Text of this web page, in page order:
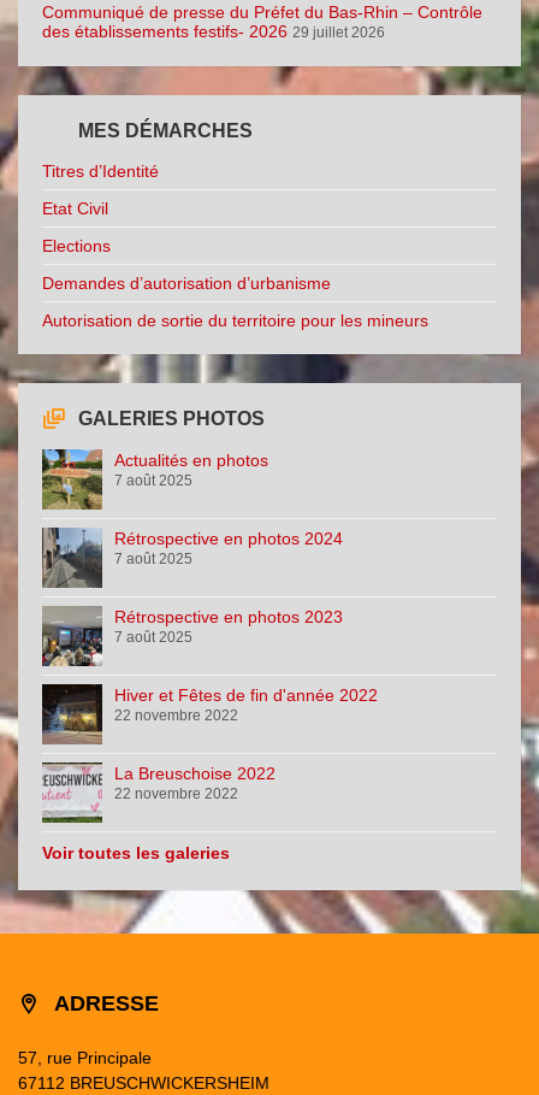
Communiqué de presse du Préfet du Bas-Rhin – Contrôle
des établissements festifs- 2026 29 juillet 2026
MES DÉMARCHES
Titres d’Identité
Etat Civil
Elections
Demandes d’autorisation d’urbanisme
Autorisation de sortie du territoire pour les mineurs
GALERIES PHOTOS
Actualités en photos
7 août 2025
Rétrospective en photos 2024
7 août 2025
Rétrospective en photos 2023
7 août 2025
Hiver et Fêtes de fin d'année 2022
22 novembre 2022
La Breuschoise 2022
22 novembre 2022
Voir toutes les galeries
ADRESSE
57, rue Principale
67112 BREUSCHWICKERSHEIM